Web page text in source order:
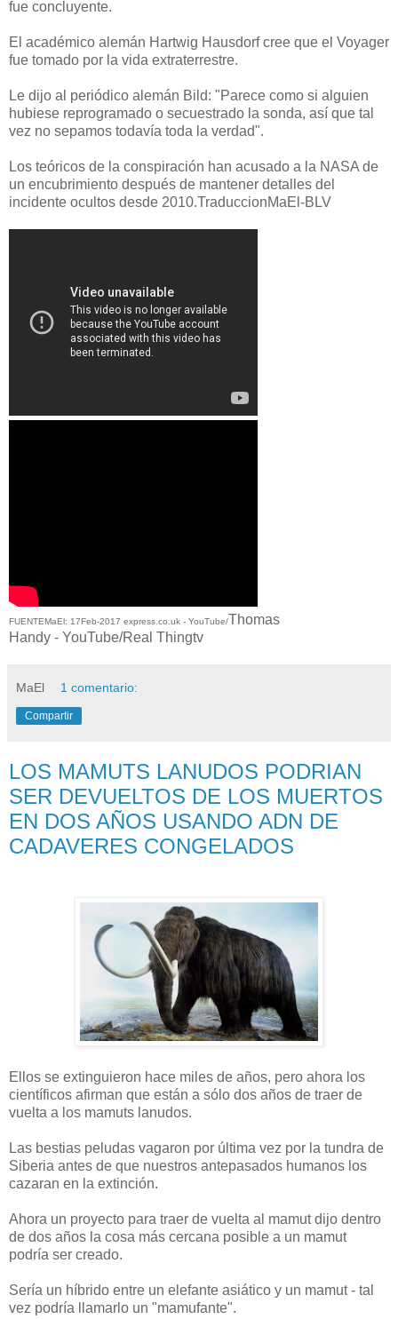
fue concluyente.
El académico alemán Hartwig Hausdorf cree que el Voyager
fue tomado por la vida extraterrestre.
Le dijo al periódico alemán Bild: "Parece como si alguien
hubiese reprogramado o secuestrado la sonda, así que tal
vez no sepamos todavía toda la verdad".
Los teóricos de la conspiración han acusado a la NASA de
un encubrimiento después de mantener detalles del
incidente ocultos desde 2010.TraduccionMaEl-BLV
FUENTEMaEl: 17Feb-2017 express.co.uk - YouTube/Thomas
Handy - YouTube/Real Thingtv
MaEl 1 comentario:
Compartir
LOS MAMUTS LANUDOS PODRIAN
SER DEVUELTOS DE LOS MUERTOS
EN DOS AÑOS USANDO ADN DE
CADAVERES CONGELADOS
Ellos se extinguieron hace miles de años, pero ahora los
científicos afirman que están a sólo dos años de traer de
vuelta a los mamuts lanudos.
Las bestias peludas vagaron por última vez por la tundra de
Siberia antes de que nuestros antepasados humanos los
cazaran en la extinción.
Ahora un proyecto para traer de vuelta al mamut dijo dentro
de dos años la cosa más cercana posible a un mamut
podría ser creado.
Sería un híbrido entre un elefante asiático y un mamut - tal
vez podría llamarlo un "mamufante".